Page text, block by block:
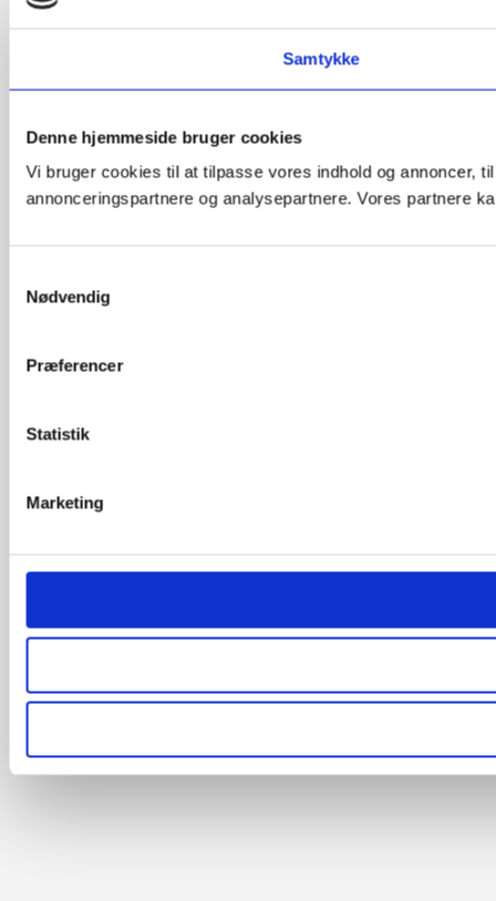
Samtykke
Denne hjemmeside bruger cookies
Vi bruger cookies til at tilpasse vores indhold og annoncer,
annonceringspartnere og analysepartnere. Vores partnere
Nødvendig
Præferencer
Statistik
Marketing